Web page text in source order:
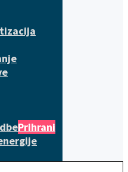
Prihrani